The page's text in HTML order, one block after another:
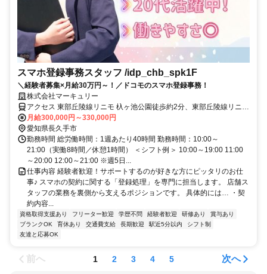
スマホ登録事務スタッフ /idp_chb_spk1F
＼経験者募集×月給30万円～！／ドコモのスマホ登録事務！
株式会社マーキュリー
アクセス 東部丘陵線リニモ 杁ヶ池公園徒歩約2分、東部丘陵線リニモ
はなみずき通徒歩約11分、東部丘陵線リニモ 長久手古戦場徒歩約16
分 【電車】杁ヶ池公園駅から徒歩約5分【車】長久手ICから約10分
月給300,000円～330,000円
愛知県長久手市
勤務時間 総労働時間：1週あたり40時間 勤務時間：10:00～
21:00（実働8時間／休憩1時間） ＜シフト例＞ 10:00～19:00 11:00
～20:00 12:00～21:00 ※週5日...
仕事内容 経験者歓迎！サポートするのが好きな方にピッタリのお仕
事♪ スマホの契約に関する「登録処理」を専門に担当します。 店舗ス
タッフの業務を裏側から支えるポジションです。 具体的には… ・契
約内容...
資格取得支援あり フリーター歓迎 学歴不問 経験者歓迎 研修あり
賞与あり
ブランクOK
育休あり 交通費支給 長期歓迎 駅近5分以内
シフト制
友達と応募OK
前へ 1 2 3 4 5 次へ